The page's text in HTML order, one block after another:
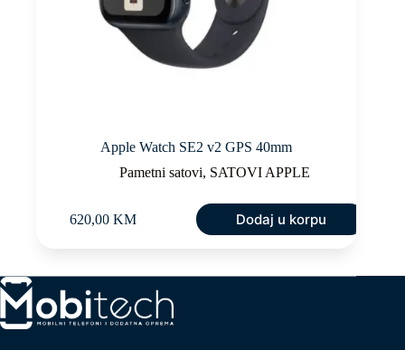
Apple Watch SE2 v2 GPS 40mm
Pametni satovi, SATOVI APPLE
620,00 KM Dodaj u korpu